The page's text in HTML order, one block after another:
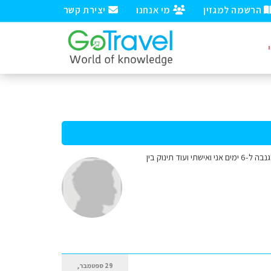
יצירת קשר מי אנחנו הרשמה למגזין
שלום , אני מעוניין לקבל מקומות , או עיירות מעניינים שניתן להעביר יום שלם או חצי ימים לטייל בהם מסביב לגנבה ל-6 ימים אני ואישתי ועוד תינוק בין
29 ספטמבר,